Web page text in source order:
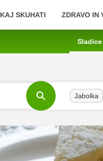
KAJ SKUHATI ZDRAVO IN
Jabolka